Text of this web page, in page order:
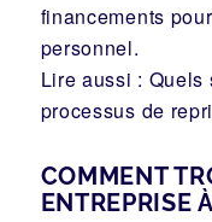
financements
personnel.
Lire aussi :
processus de
COMMENT
ENTREPRISE